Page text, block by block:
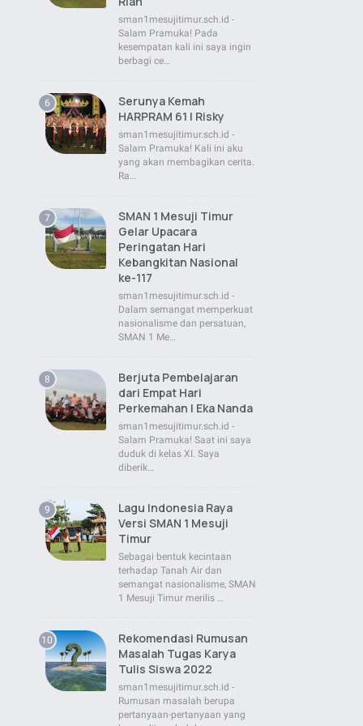
sman1mesujitimur.sch.id -
Salam Pramuka! Pada
kesempatan kali ini saya ingin
berbagi ce…
Serunya Kemah
HARPRAM 61 | Risky
sman1mesujitimur.sch.id -
Salam Pramuka! Kali ini aku
yang akan membagikan cerita.
Ra…
SMAN 1 Mesuji Timur
Gelar Upacara
Peringatan Hari
Kebangkitan Nasional
ke-117
sman1mesujitimur.sch.id -
Dalam semangat memperkuat
nasionalisme dan persatuan,
SMAN 1 Me…
Berjuta Pembelajaran
dari Empat Hari
Perkemahan | Eka Nanda
sman1mesujitimur.sch.id -
Salam Pramuka! Saat ini saya
duduk di kelas XI. Saya
diberik…
Lagu Indonesia Raya
Versi SMAN 1 Mesuji
Timur
Sebagai bentuk kecintaan
terhadap Tanah Air dan
semangat nasionalisme, SMAN
1 Mesuji Timur merilis …
Rekomendasi Rumusan
Masalah Tugas Karya
Tulis Siswa 2022
sman1mesujitimur.sch.id -
Rumusan masalah berupa
pertanyaan-pertanyaan yang